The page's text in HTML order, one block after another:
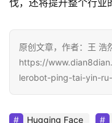
原创文章，作者：王 浩
https://
lerobot-ping-tai-yin-
Hugging Face